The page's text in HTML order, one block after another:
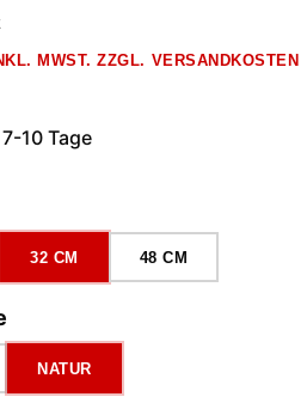
MWST. ZZGL. VERSANDKOSTEN
10 Tage
32 CM 48 CM
NATUR